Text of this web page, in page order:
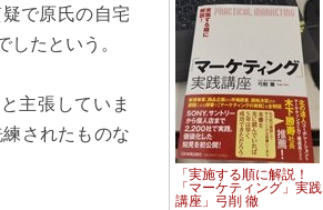
で原氏の自宅
たという。
主張していま
されたものな
「実施する順に解説！
「マーケティング」実践
講座」弓削 徹